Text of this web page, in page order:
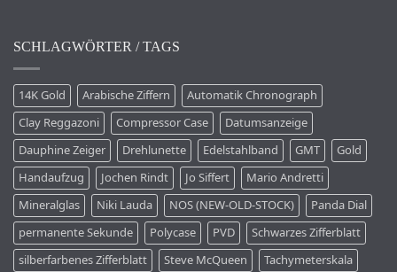
SCHLAGWÖRTER / TAGS
14K Gold Arabische Ziffern
Automatik Chronograph
Clay Reggazoni
Compressor Case
Datumsanzeige
Dauphine Zeiger
Drehlunette Edelstahlband GMT
Gold
Handaufzug
Jochen Rindt Jo Siffert
Mario Andretti
Mineralglas
Niki Lauda NOS (NEW-OLD-STOCK)
Panda Dial
permanente Sekunde
Polycase PVD
Schwarzes Zifferblatt
silberfarbenes Zifferblatt
Steve McQueen Tachymeterskala